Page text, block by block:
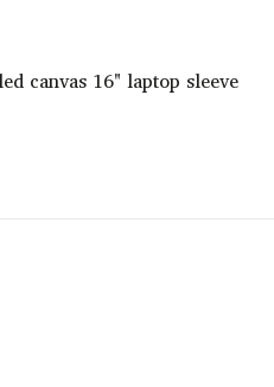
canvas 16" laptop sleeve